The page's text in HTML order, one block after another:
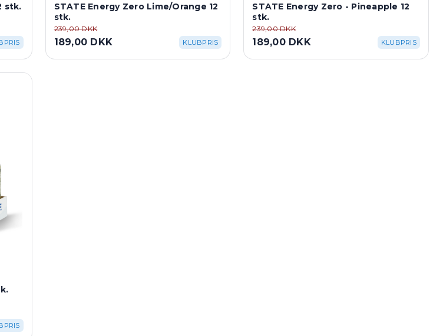
stk.
STATE Energy Zero Lime/Orange 12
stk.
239,00 DKK
189,00 DKK KLUBPRIS
STATE Energy Zero - Pineapple 12
stk.
239,00 DKK
189,00 DKK KLUBPRIS